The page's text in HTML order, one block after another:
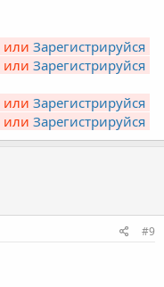
или Зарегистрируйся
или Зарегистрируйся
или Зарегистрируйся
или Зарегистрируйся
#9